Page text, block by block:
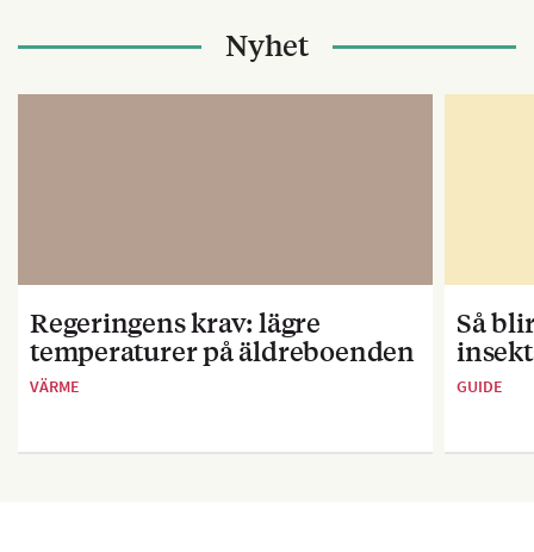
Nyhet
Regeringens krav: lägre
temperaturer på äldreboenden
VÄRME
Så
GUIDE